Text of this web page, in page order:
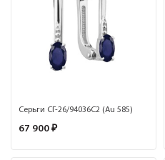
Серьги СГ-26/94036С2 (Au 585)
67 900 ₽